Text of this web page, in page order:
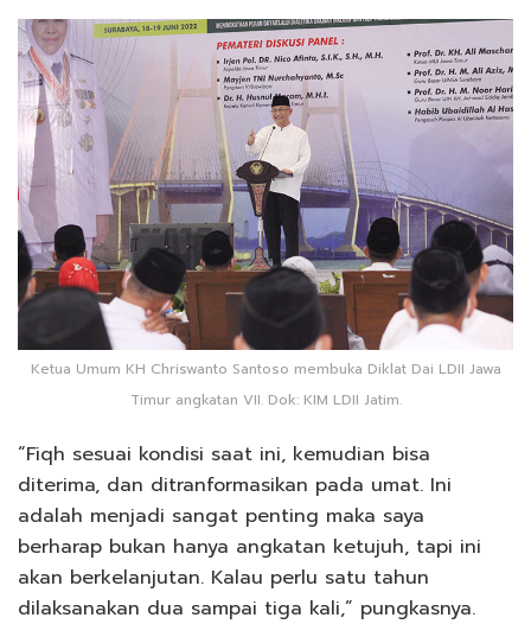
Ketua Umum KH Chriswanto Santoso membuka Diklat Dai LDII Jawa
Timur angkatan VII. Dok: KIM LDII Jatim.
“Fiqh sesuai kondisi saat ini, kemudian bisa
diterima, dan ditranformasikan pada umat. Ini
adalah menjadi sangat penting maka saya
berharap bukan hanya angkatan ketujuh, tapi ini
akan berkelanjutan. Kalau perlu satu tahun
dilaksanakan dua sampai tiga kali,” pungkasnya.